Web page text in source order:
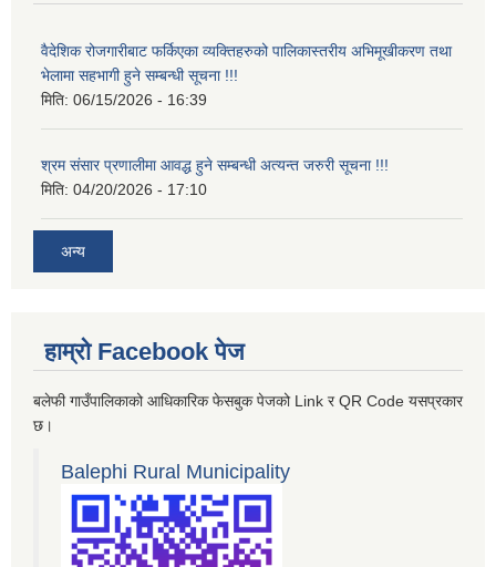
वैदेशिक रोजगारीबाट फर्किएका व्यक्तिहरुको पालिकास्तरीय अभिमूखीकरण तथा
भेलामा सहभागी हुने सम्बन्धी सूचना !!!
मिति: 06/15/2026 - 16:39
श्रम संसार प्रणालीमा आवद्ध हुने सम्बन्धी अत्यन्त जरुरी सूचना !!!
मिति: 04/20/2026 - 17:10
अन्य
हाम्रो Facebook पेज
बलेफी गाउँपालिकाको आधिकारिक फेसबुक पेजको Link र QR Code यसप्रकार
छ।
Balephi Rural Municipality